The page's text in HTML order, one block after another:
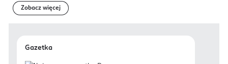
Zobacz więcej
Gazetka